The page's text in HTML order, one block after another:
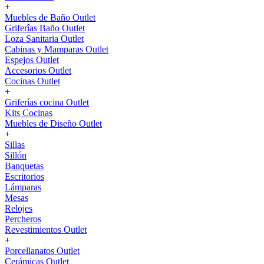
+
Muebles de Baño Outlet
Griferîas Baño Outlet
Loza Sanitaria Outlet
Cabinas y Mamparas Outlet
Espejos Outlet
Accesorios Outlet
Cocinas Outlet
+
Griferías cocina Outlet
Kits Cocinas
Muebles de Diseño Outlet
+
Sillas
Sillón
Banquetas
Escritorios
Lámparas
Mesas
Relojes
Percheros
Revestimientos Outlet
+
Porcellanatos Outlet
Cerámicas Outlet